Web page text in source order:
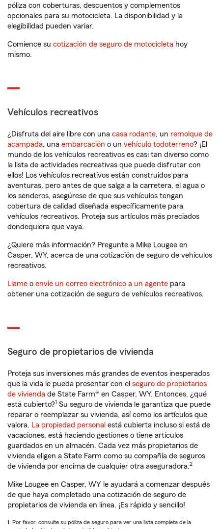
póliza con coberturas, descuentos y complementos
opcionales para su motocicleta. La disponibilidad y la
elegibilidad pueden variar.
Comience su cotización de seguro de motocicleta hoy
mismo.
Vehículos recreativos
¿Disfruta del aire libre con una casa rodante, un remolque de
acampada, una embarcación o un vehículo todoterreno? ¡El
mundo de los vehículos recreativos es casi tan diverso como
la lista de actividades recreativas que puede disfrutar con
ellos! Los vehículos recreativos están construidos para
aventuras, pero antes de que salga a la carretera, el agua o
los senderos, asegúrese de que sus vehículos tengan
cobertura de calidad diseñada específicamente para
vehículos recreativos. Proteja sus artículos más preciados
dondequiera que vaya.
¿Quiere más información? Pregunte a Mike Lougee en
Casper, WY, acerca de una cotización de seguro de vehículos
recreativos.
Llame o envíe un correo electrónico a un agente para
obtener una cotización de seguro de vehículos recreativos.
Seguro de propietarios de vivienda
Proteja sus inversiones más grandes de eventos inesperados
que la vida le pueda presentar con el seguro de propietarios
de vivienda de State Farm® en Casper, WY. Entonces, ¿qué
está cubierto?1 Su seguro de vivienda le garantiza que puede
reparar o reemplazar su vivienda, así como los artículos que
valora. La propiedad personal está cubierta incluso si está de
vacaciones, está haciendo gestiones o tiene artículos
guardados en un almacén. Cada vez más propietarios de
vivienda eligen a State Farm como su compañía de seguros
de vivienda por encima de cualquier otra aseguradora.2
Mike Lougee en Casper, WY le ayudará a comenzar después
de que haya completado una cotización de seguro de
propietarios de vivienda en línea. ¡Es rápido y sencillo!
1. Por favor, consulte su póliza de seguro para ver una lista completa de la